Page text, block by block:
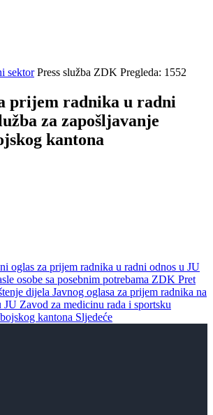
sektor Press služba ZDK Pregleda: 1552
prijem radnika u radni
za zapošljavanje
kantona
oglas za prijem radnika u radni odnos u JU
osobe sa posebnim potrebama ZDK Pret
dijela Javnog oglasa za prijem radnika na
JU Zavod za medicinu rada i sportsku
kantona Sljedeće